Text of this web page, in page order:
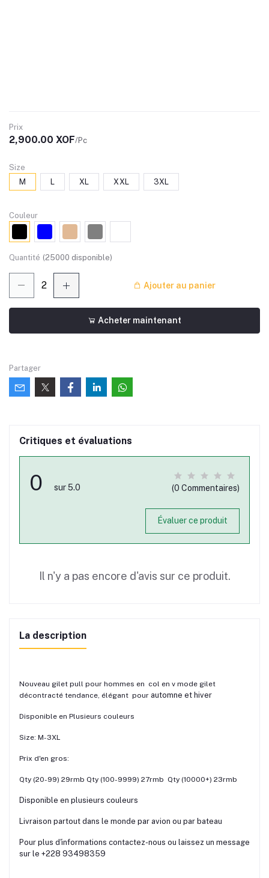
Prix
2,900.00 XOF/Pc
Size
M
L XL XXL 3XL
Couleur
Quantité (25000 disponible)
Ajouter au panier
Acheter maintenant
Partager
Critiques et évaluations
0 sur 5.0 (0 Commentaires)
Évaluer ce produit
Il n'y a pas encore d'avis sur ce produit.
La description
Nouveau gilet pull pour hommes en col en v mode gilet
décontracté tendance, élégant pour automne et hiver
Disponible en Plusieurs couleurs
Size: M-3XL
Prix d'en gros:
Qty (20-99) 29rmb Qty (100-9999) 27rmb Qty (10000+) 23rmb
Disponible en plusieurs couleurs
Livraison partout dans le monde par avion ou par bateau
Pour plus d'informations contactez-nous ou laissez un message
sur le ‪+228 93498359